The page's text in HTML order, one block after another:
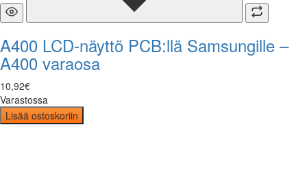
A400 LCD-näyttö PCB:llä Samsungille –
A400 varaosa
10,92€
Varastossa
Lisää ostoskoriin